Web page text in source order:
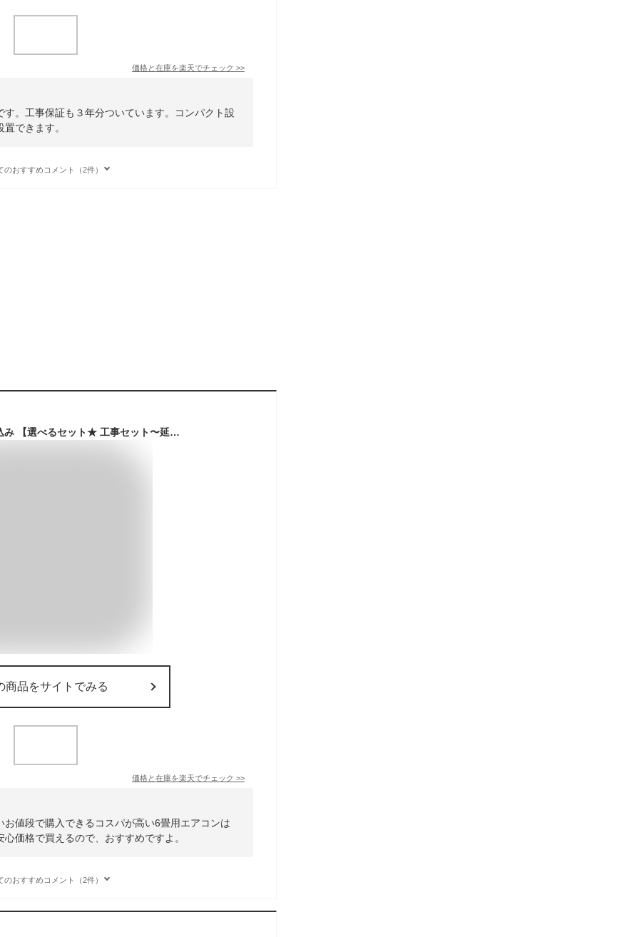
価格と在庫を楽天でチェック >>
。工事保証も３年分ついています。コンパクト設
できます。
のおすすめコメント（2件）
エアコン 6畳 工事費込み 【選べるセット★ 工事セット〜延長保証と工事セット】メーカーおまかせ 日立 富士通 東芝 2022年モデル 国内メーカー 工事費込 工事込み 工事込 airRCP 【楽天リフォーム認定商品】
商品をサイトでみる
価格と在庫を楽天でチェック >>
値段で購入できるコスパが高い6畳用エアコンは
価格で買えるので、おすすめですよ。
のおすすめコメント（2件）